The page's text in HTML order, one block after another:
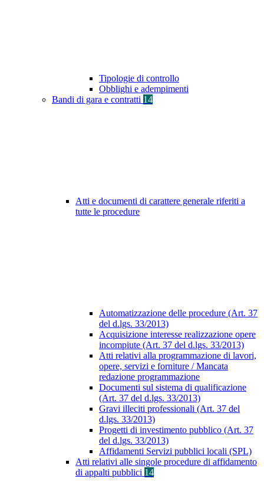
Tipologie di controllo
Obblighi e adempimenti
Bandi di gara e contratti 14
Atti e documenti di carattere generale riferiti a
tutte le procedure
Automatizzazione delle procedure (Art. 37
del d.lgs. 33/2013)
Acquisizione interesse realizzazione opere
incompiute (Art. 37 del d.lgs. 33/2013)
Atti relativi alla programmazione di lavori,
opere, servizi e forniture / Mancata
redazione programmazione
Documenti sul sistema di qualificazione
(Art. 37 del d.lgs. 33/2013)
Gravi illeciti professionali (Art. 37 del
d.lgs. 33/2013)
Progetti di investimento pubblico (Art. 37
del d.lgs. 33/2013)
Affidamenti Servizi pubblici locali (SPL)
Atti relativi alle singole procedure di affidamento
di appalti pubblici 14